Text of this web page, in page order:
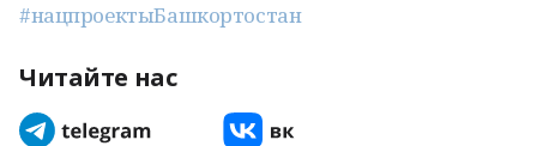
#нацпроектыБашкортостан
Читайте нас